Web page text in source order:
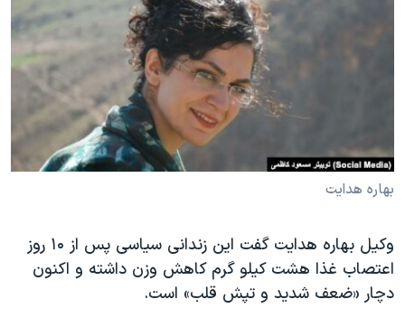
اسرائیل در جنگ
انتخابات ریاست جمهوری آمریکا ۲۰۲۴
حمله جمهوری اسلامی به اسرائیل
ورزش زنان در ایران
تریبونال مردمی آبان ۹۸
دادگاه حمید نوری
بهاره هدایت
وکیل بهاره هدایت گفت این زندانی سیاسی پس از ۱۰ روز
اعتصاب غذا هشت کیلو گرم کاهش وزن داشته و اکنون
دچار «ضعف شدید و تپش قلب» است.